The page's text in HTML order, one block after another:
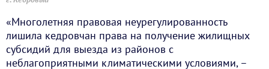
«Многолетняя правовая неурегулированность
лишила кедровчан права на получение жилищных
субсидий для выезда из районов с
неблагоприятными климатическими условиями, –